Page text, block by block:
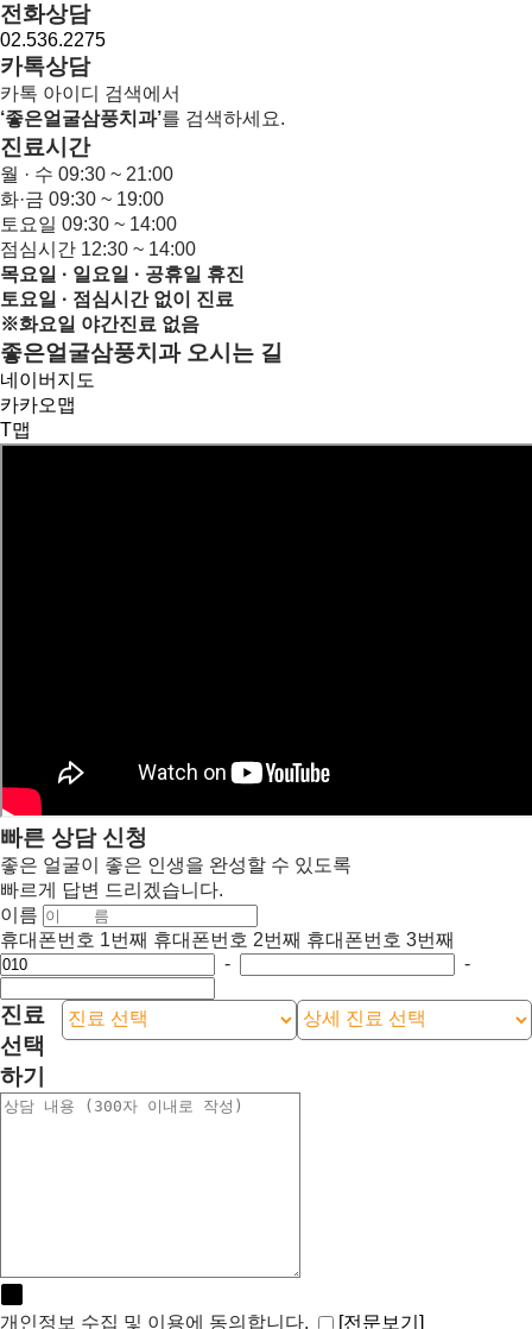
전화상담
02.536.2275
카톡상담
카톡 아이디 검색에서
‘좋은얼굴삼풍치과’를 검색하세요.
진료시간
월 · 수 09:30 ~ 21:00
화·금 09:30 ~ 19:00
토요일 09:30 ~ 14:00
점심시간 12:30 ~ 14:00
목요일 · 일요일 · 공휴일 휴진
토요일 · 점심시간 없이 진료
※화요일 야간진료 없음
좋은얼굴삼풍치과 오시는 길
네이버지도
카카오맵
T맵
빠른 상담 신청
좋은 얼굴이 좋은 인생을 완성할 수 있도록
빠르게 답변 드리겠습니다.
이름
휴대폰번호 1번째 휴대폰번호 2번째 휴대폰번호 3번째
-
-
진료
선택
하기
개인정보 수집 및 이용에 동의합니다. [전문보기]